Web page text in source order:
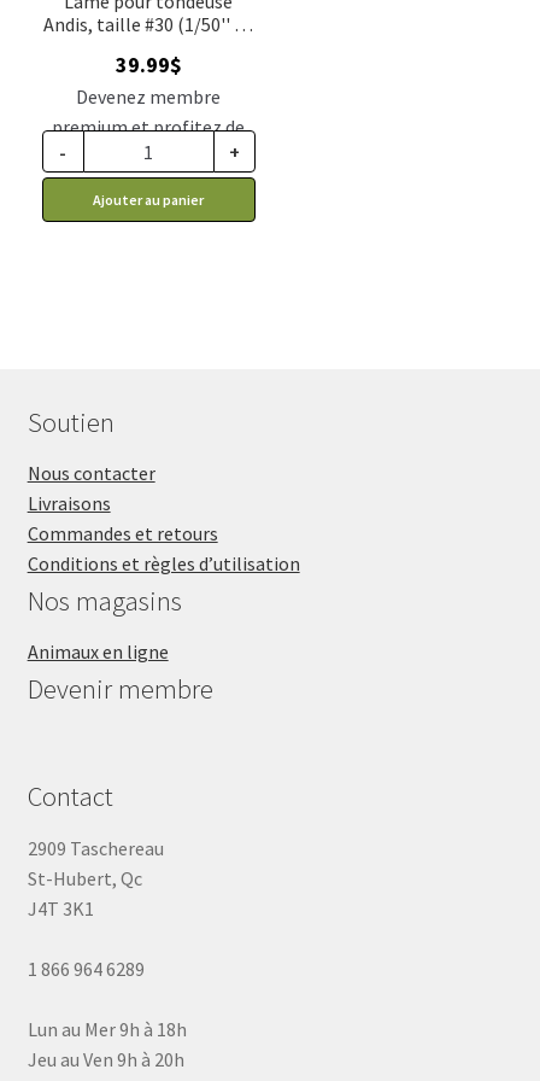
Andis, taille #30 (1/50'' ou
39.99$
Devenez membre
premium et profitez de
ce prix rabais : 32.99$ CA
- +
Ajouter au panier
Soutien
Nous contacter
Livraisons
Commandes et retours
Conditions et règles d’utilisation
Nos magasins
Animaux en ligne
Devenir membre
Contact
2909 Taschereau
St-Hubert, Qc
J4T 3K1
1 866 964 6289
Lun au Mer 9h à 18h
Jeu au Ven 9h à 20h